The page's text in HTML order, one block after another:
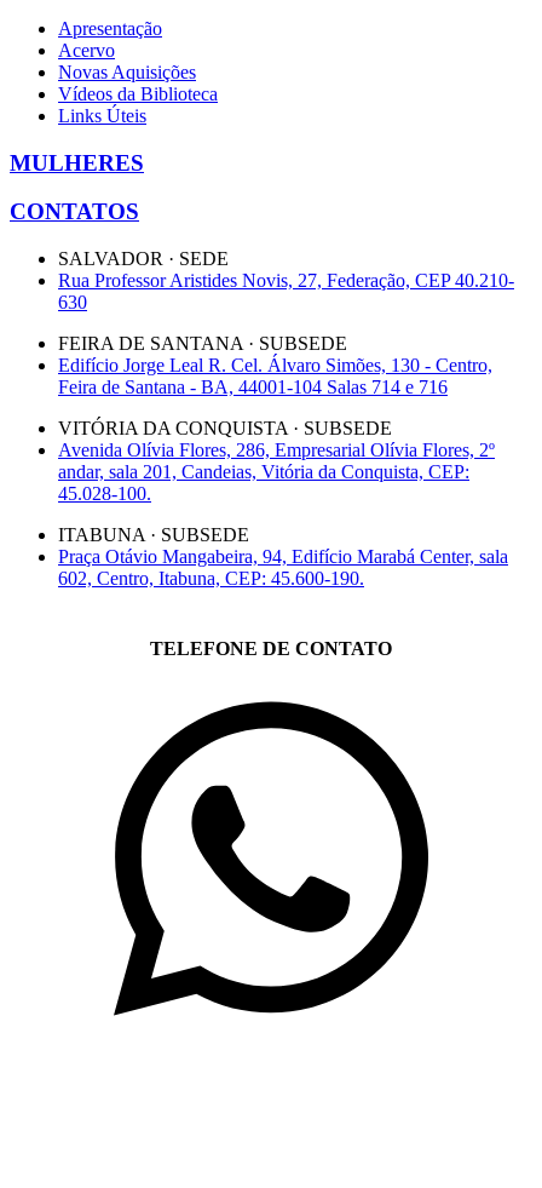
Apresentação
Acervo
Novas Aquisições
Vídeos da Biblioteca
Links Úteis
MULHERES
CONTATOS
SALVADOR · SEDE
Rua Professor Aristides Novis, 27, Federação, CEP 40.210-
630
FEIRA DE SANTANA · SUBSEDE
Edifício Jorge Leal R. Cel. Álvaro Simões, 130 - Centro,
Feira de Santana - BA, 44001-104 Salas 714 e 716
VITÓRIA DA CONQUISTA · SUBSEDE
Avenida Olívia Flores, 286, Empresarial Olívia Flores, 2º
andar, sala 201, Candeias, Vitória da Conquista, CEP:
45.028-100.
ITABUNA · SUBSEDE
Praça Otávio Mangabeira, 94, Edifício Marabá Center, sala
602, Centro, Itabuna, CEP: 45.600-190.
TELEFONE DE CONTATO